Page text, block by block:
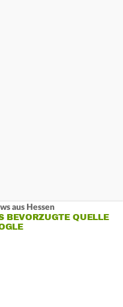
aus Hessen
BEVORZUGTE QUELLE